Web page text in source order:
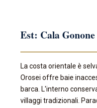
Est: Cala
La costa orientale è
Orosei offre baie
barca. L'interno
villaggi tradizionali.